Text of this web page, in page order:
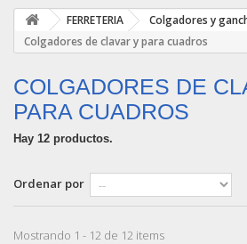
FERRETERIA
Colgadores y
Colgadores de clavar y para cuadros
COLGADORES DE
PARA CUADROS
Hay 12 productos.
Ordenar por
Mostrando 1 - 12 de 12 items